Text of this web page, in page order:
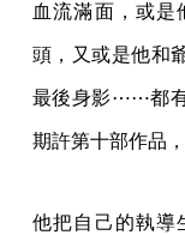
血流滿面，或是
頭，又或是他和
最後身影⋯⋯都有
期許第十部作品
他把自己的執導